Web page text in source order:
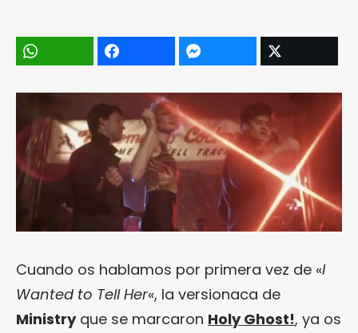
Cuando os hablamos por primera vez de «I
Wanted to Tell Her«, la versionaca de
Ministryque se marcaron Holy Ghost!, ya os